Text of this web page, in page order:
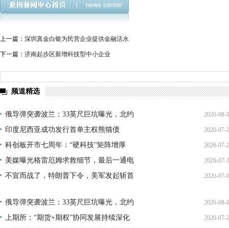
上一篇： 深圳真金白银为民营企业提供金融活水
下一篇： 济南起步区新增科技型中小企业
频道精选
俄导弹突袭波兰：33英尺巨坑曝光，北约 2026-08-
印度尼西亚成功发行首单主权熊猫债 2026-07-
科创板开市七周年：“硬科技”矩阵增厚 2026-07-
美媒曝光格雷厄姆求救细节，最后一通电 2026-07-
不宣而战了，特朗普下令，美军发起斩首 2026-07-
俄导弹突袭波兰：33英尺巨坑曝光，北约 2026-08-
上期所：“期货+期权”协同发展持续深化 2026-07-